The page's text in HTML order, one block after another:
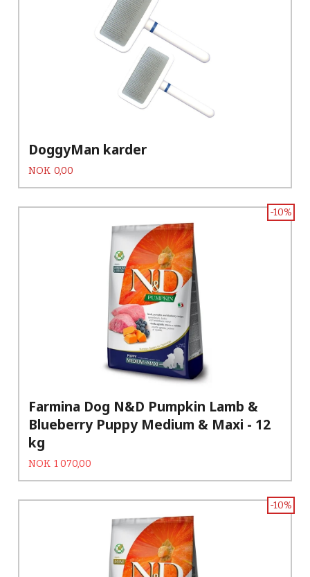
DoggyMan karder
Pris
NOK 0,00
Farmina Dog N&D Pumpkin Lamb &
Blueberry Puppy Medium & Maxi - 12
kg
Tilbud
NOK 1 070,00Rabatt
-10%
-10%